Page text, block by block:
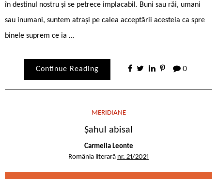
în destinul nostru și se petrece implacabil. Buni sau răi, umani
sau inumani, suntem atrași pe calea acceptării acesteia ca spre
binele suprem ce ia …
Continue Reading 0
MERIDIANE
Șahul abisal
Carmelia Leonte
România literară nr. 21/2021